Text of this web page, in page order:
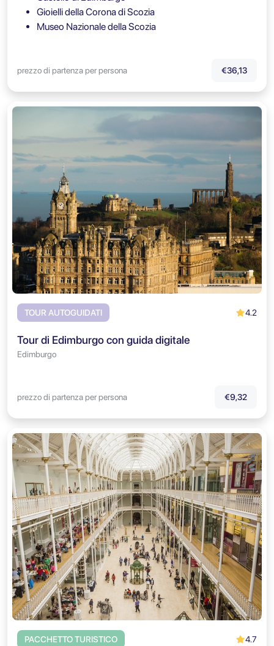
Gioielli della Corona di Scozia
Museo Nazionale della Scozia
prezzo di partenza per persona €36,13
TOUR AUTOGUIDATI 4.2
Tour di Edimburgo con guida digitale
Edimburgo
prezzo di partenza per persona €9,32
PACCHETTO TURISTICO 4.7